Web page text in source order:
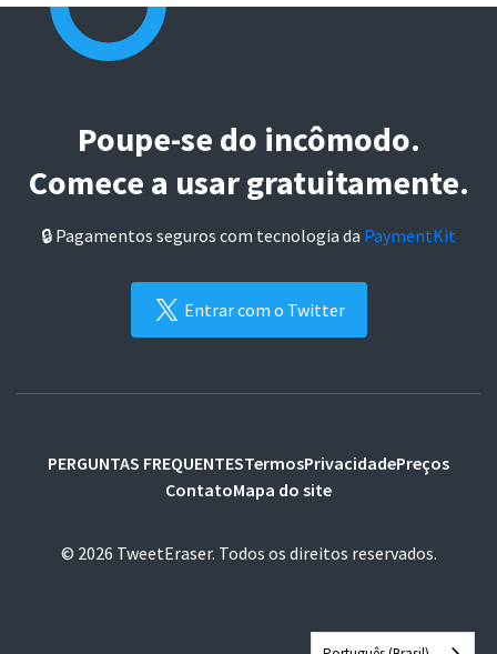
Poupe-se do incômodo.
Comece a usar gratuitamente.
🔒 Pagamentos seguros com tecnologia da PaymentKit
Entrar com o Twitter
PERGUNTAS FREQUENTESTermosPrivacidadePreços
ContatoMapa do site
© 2026 TweetEraser. Todos os direitos reservados.